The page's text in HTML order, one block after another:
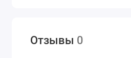
Отзывы 0